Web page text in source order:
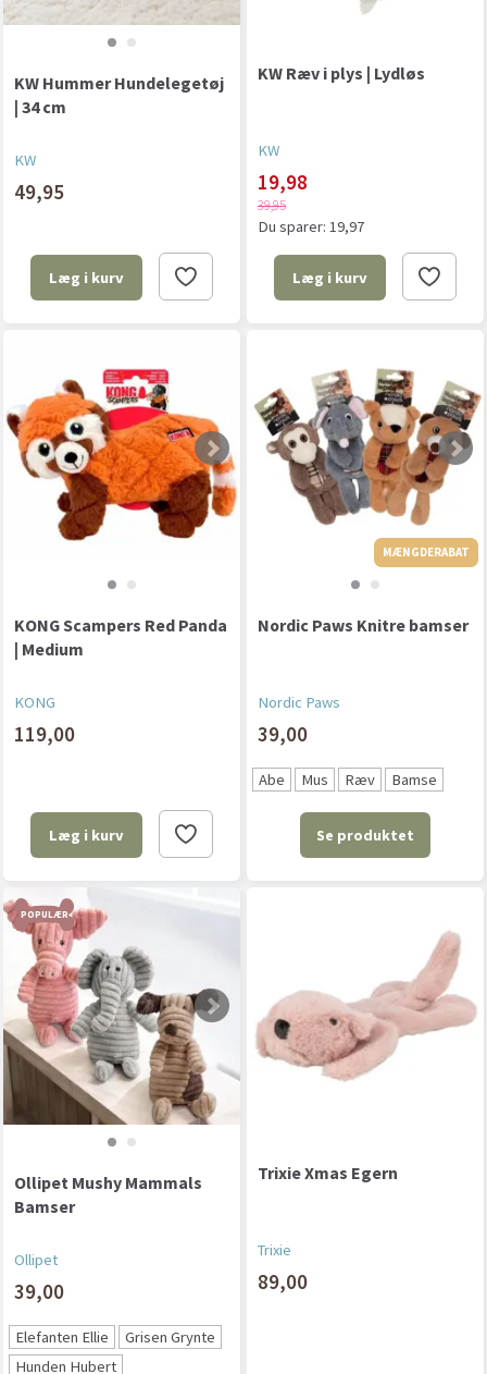
KW Hummer Hundelegetøj
| 34 cm
KW
49,95
Læg i kurv
KW Ræv i plys | Lydløs
KW
19,98
39,95
Du sparer: 19,97
Læg i kurv
KONG Scampers Red Panda
| Medium
KONG
119,00
Læg i kurv
MÆNGDERABAT
Nordic Paws Knitre bamser
Nordic Paws
39,00
Abe Mus Ræv Bamse
Se produktet
POPULÆR
Ollipet Mushy Mammals
Bamser
Ollipet
39,00
Elefanten Ellie
Grisen Grynte
Hunden Hubert
Trixie Xmas Egern
Trixie
89,00